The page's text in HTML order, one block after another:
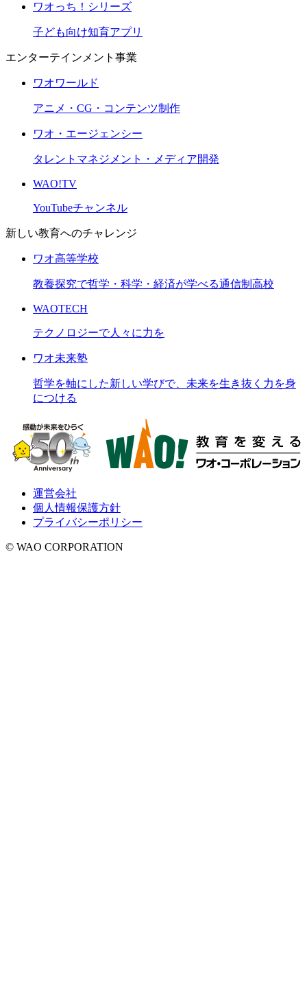
ワオっち！シリーズ
子ども向け知育アプリ
エンターテインメント事業
ワオワールド
アニメ・CG・コンテンツ制作
ワオ・エージェンシー
タレントマネジメント・メディア開発
WAO!TV
YouTubeチャンネル
新しい教育へのチャレンジ
ワオ高等学校
教養探究で哲学・科学・経済が学べる通信制高校
WAOTECH
テクノロジーで人々に力を
ワオ未来塾
哲学を軸にした新しい学びで、未来を生き抜く力を身
につける
運営会社
個人情報保護方針
プライバシーポリシー
© WAO CORPORATION